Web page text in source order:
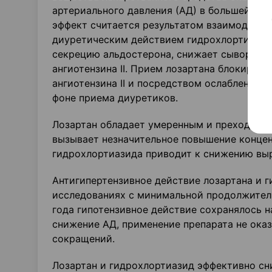
артериального давления (АД) в большей
эффект считается результатом
диуретическим действием
секрецию альдостерона, снижает
ангиотензина II. Прием лозартана
ангиотензина II и посредством ослабления
фоне приема диуретиков.
Лозартан обладает умеренным и
вызывает незначительное повышение
гидрохлортиазида приводит к снижению
Антигипертензивное действие лозартана и
исследованиях с минимальной
года гипотензивное действие
снижение АД, применение препарата не
сокращений.
Лозартан и гидрохлортиазид эффективно